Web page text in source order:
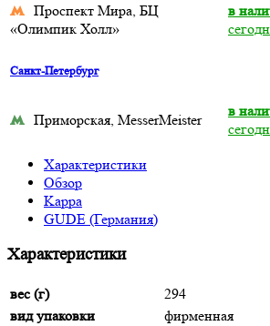
Проспект Мира, БЦ
«Олимпик Холл»
в
Санкт-Петербург
Приморская, MesserMeister
в
Характеристики
Обзор
Kappa
GUDE (Германия)
Характеристики
вес (г)
294
вид упаковки
фирменная